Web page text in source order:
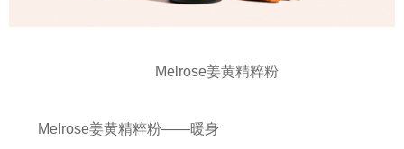
Melrose姜黄精粹粉
Melrose姜黄精粹粉——暖身